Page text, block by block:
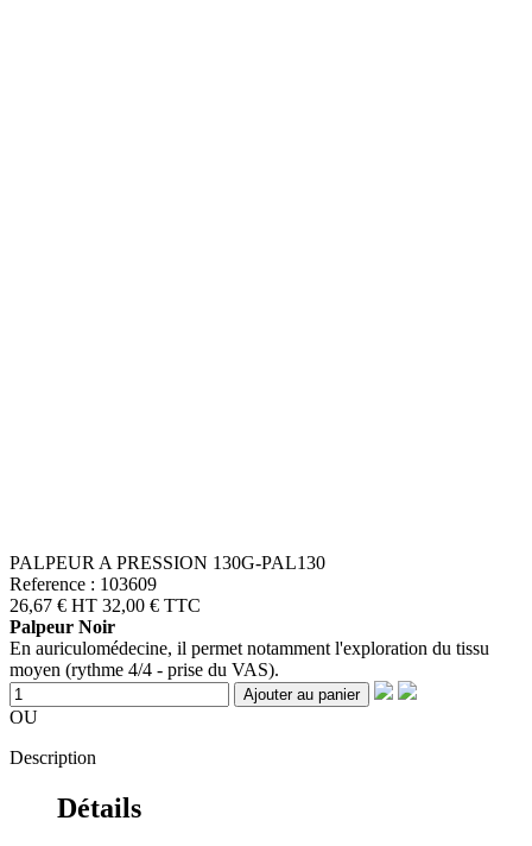
PALPEUR A PRESSION 130G-PAL130
Reference : 103609
26,67 € HT 32,00 € TTC
Palpeur Noir
En auriculomédecine, il permet notamment l'exploration du tissu
moyen (rythme 4/4 - prise du VAS).
Ajouter au panier
OU
Description
Détails